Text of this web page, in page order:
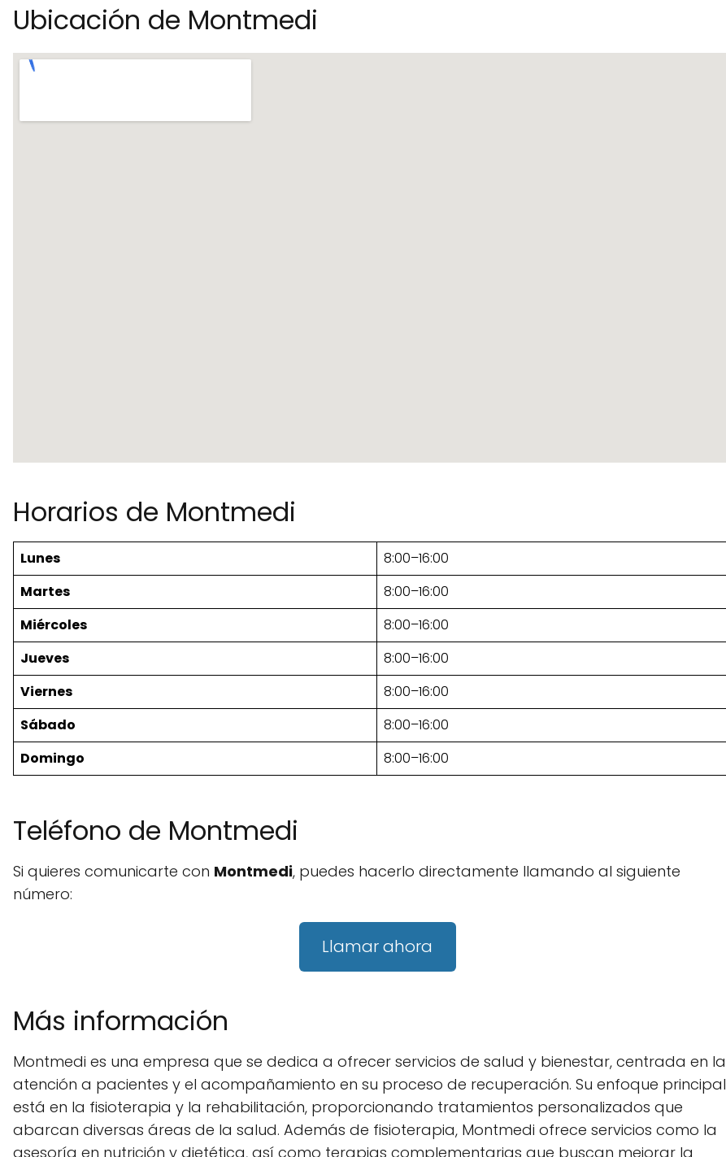
Ubicación de Montmedi
Horarios de Montmedi
Lunes
8:00–16:00
Martes
8:00–16:00
Miércoles
8:00–16:00
Jueves
8:00–16:00
Viernes
8:00–16:00
Sábado
8:00–16:00
Domingo
8:00–16:00
Teléfono de Montmedi
Si quieres comunicarte con Montmedi, puedes hacerlo directamente llamando al siguiente
número:
Llamar ahora
Más información
Montmedi es una empresa que se dedica a ofrecer servicios de salud y bienestar, centrada en la
atención a pacientes y el acompañamiento en su proceso de recuperación. Su enfoque principal
está en la fisioterapia y la rehabilitación, proporcionando tratamientos personalizados que
abarcan diversas áreas de la salud. Además de fisioterapia, Montmedi ofrece servicios como la
asesoría en nutrición y dietética, así como terapias complementarias que buscan mejorar la